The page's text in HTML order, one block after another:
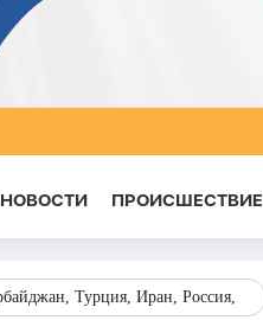
ПРОИСШЕСТВИЕ
Турция, Иран, Россия,